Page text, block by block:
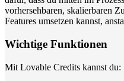
vorhersehbaren, skalierbaren
Features umsetzen kannst,
Wichtige Funktionen
Mit Lovable Credits kannst du: